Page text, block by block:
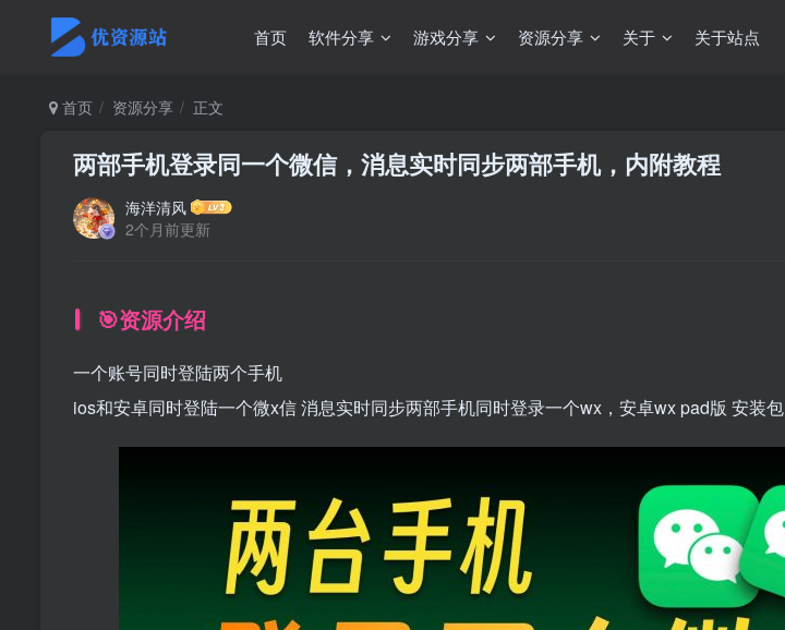
首页 软件分享 游戏分享 资源分享 关于 关于站点
首页 资源分享 正文
两部手机登录同一个微信，消息实时同步两部手机，内附教程
海洋清风
2个月前更新
🎯资源介绍
一个账号同时登陆两个手机
ios和安卓同时登陆一个微x信 消息实时同步两部手机同时登录一个wx，安卓wx pad版 安装包